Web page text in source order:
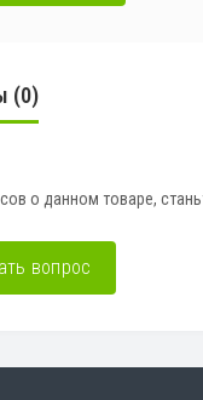
(0)
о данном товаре,
вопрос